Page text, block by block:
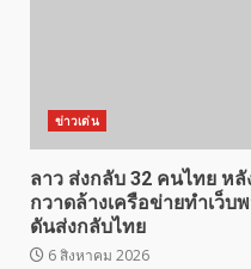
ข่าวเด่น
ลาว ส่งกลับ 32 คนไทย ห
กวาดล้างเครือข่ายทำเว็
ดันส่งกลับไทย
6 สิงหาคม 2026